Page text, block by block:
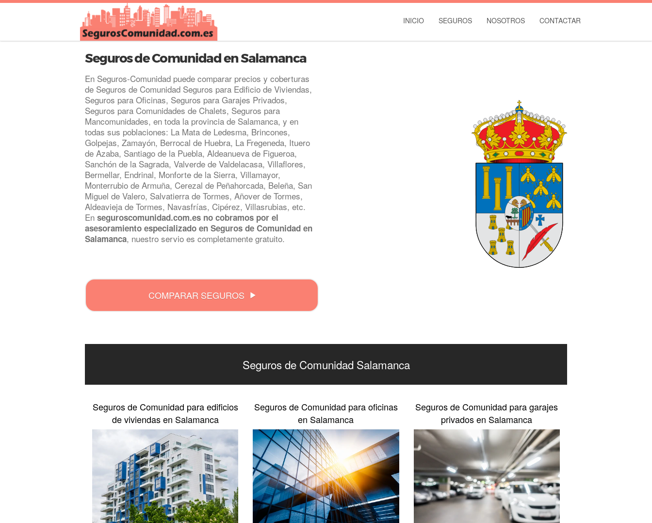
INICIO SEGUROS NOSOTROS CONTACTAR
Seguros de Comunidad en Salamanca
En Seguros-Comunidad puede comparar precios y coberturas
de Seguros de Comunidad Seguros para Edificio de Viviendas,
Seguros para Oficinas, Seguros para Garajes Privados,
Seguros para Comunidades de Chalets, Seguros para
Mancomunidades, en toda la provincia de Salamanca, y en
todas sus poblaciones: La Mata de Ledesma, Brincones,
Golpejas, Zamayón, Berrocal de Huebra, La Fregeneda, Ituero
de Azaba, Santiago de la Puebla, Aldeanueva de Figueroa,
Sanchón de la Sagrada, Valverde de Valdelacasa, Villaflores,
Bermellar, Endrinal, Monforte de la Sierra, Villamayor,
Monterrubio de Armuña, Cerezal de Peñahorcada, Beleña, San
Miguel de Valero, Salvatierra de Tormes, Añover de Tormes,
Aldeavieja de Tormes, Navasfrías, Cipérez, Villasrubias, etc.
En seguroscomunidad.com.es no cobramos por el
asesoramiento especializado en Seguros de Comunidad en
Salamanca, nuestro servio es completamente gratuito.
COMPARAR SEGUROS
Seguros de Comunidad Salamanca
Seguros de Comunidad para edificios
de viviendas en Salamanca
Seguros de Comunidad para oficinas
en Salamanca
Seguros de Comunidad para garajes
privados en Salamanca